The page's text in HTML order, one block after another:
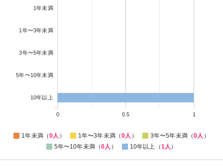
1年未満
1年〜3年未満
3年〜5年未満
5年〜10年未満
10年以上
0 0.5 1
1年未満（0人 ） 1年〜3年未満（0人 ） 3年〜5年未満（0人 ）
5年〜10年未満（0人 ） 10年以上（1人 ）